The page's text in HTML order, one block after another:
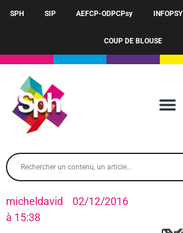
SPH SIP AEFCP-ODPCPsy INFOPSY
COUP DE BLOUSE
micheldavid
02/12/2016
à 15:38